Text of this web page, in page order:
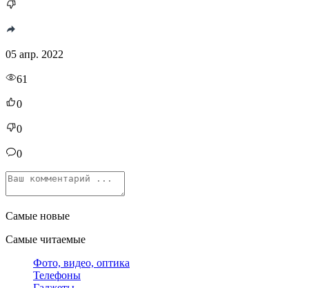
05 апр. 2022
61
0
0
0
Самые новые
Самые читаемые
Фото, видео, оптика
Телефоны